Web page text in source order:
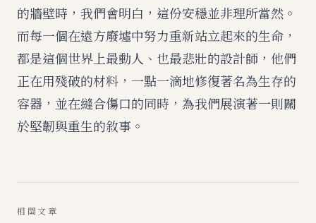
的牆壁時，我們會明白，這份安穩並非理所當然。
而每一個在遠方廢墟中努力重新站立起來的生命，
都是這個世界上最動人、也最悲壯的設計師，他們
正在用殘破的材料，一點一滴地修復著名為生存的
容器，並在縫合傷口的同時，為我們展演著一則關
於堅韌與重生的敘事。
相關文章